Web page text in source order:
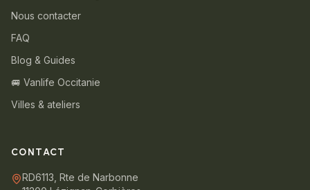
Nous contacter
FAQ
Blog & Guides
🚐 Vanlife Occitanie
Villes & ateliers
CONTACT
RD6113, Rte de Narbonne